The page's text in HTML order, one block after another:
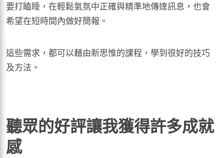
要打瞌睡，在輕鬆氣氛中正確與精準地傳達訊息，也會
希望在短時間內做好簡報。
這些需求，都可以藉由新思惟的課程，學到很好的技巧
及方法。
聽眾的好評讓我獲得許多成就
感